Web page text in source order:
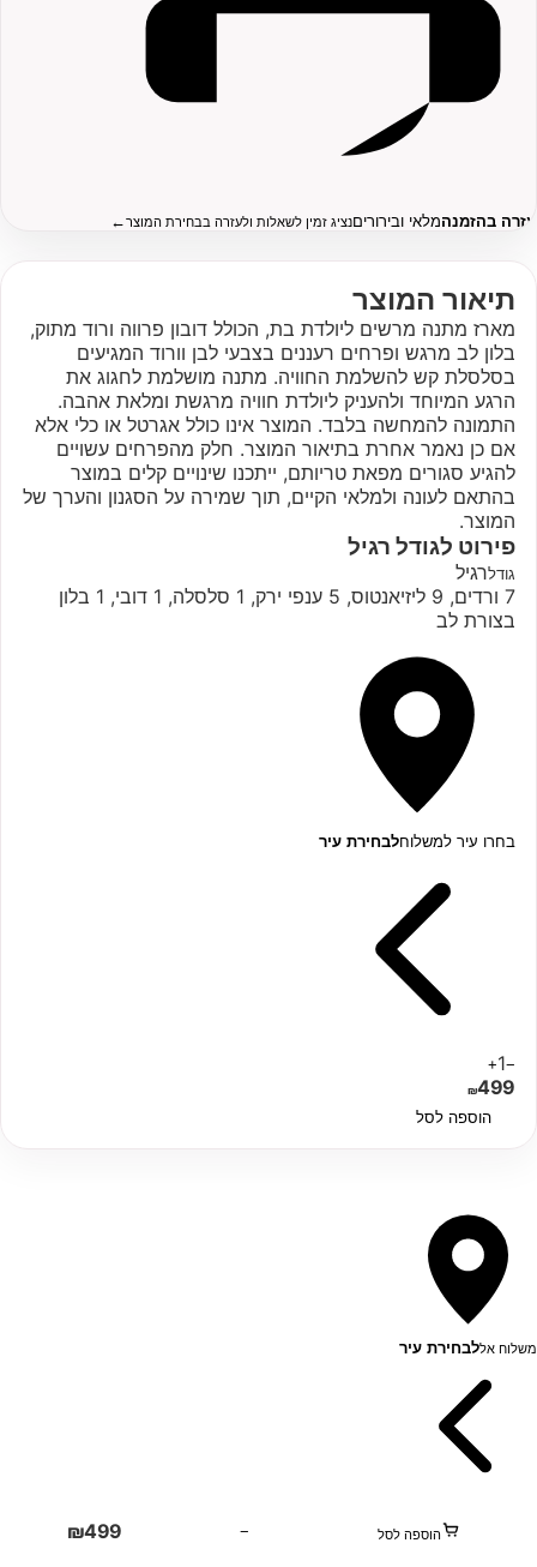
עזרה בהזמנהמלאי ובירוריםנציג זמין לשאלות ולעזרה בבחירת המוצר←
תיאור המוצר
מארז מתנה מרשים ליולדת בת, הכולל דובון פרווה ורוד מתוק,
בלון לב מרגש ופרחים רעננים בצבעי לבן וורוד המגיעים
בסלסלת קש להשלמת החוויה. מתנה מושלמת לחגוג את
הרגע המיוחד ולהעניק ליולדת חוויה מרגשת ומלאת אהבה.
התמונה להמחשה בלבד. המוצר אינו כולל אגרטל או כלי אלא
אם כן נאמר אחרת בתיאור המוצר. חלק מהפרחים עשויים
להגיע סגורים מפאת טריותם, ייתכנו שינויים קלים במוצר
בהתאם לעונה ולמלאי הקיים, תוך שמירה על הסגנון והערך של
המוצר.
פירוט לגודל רגיל
גודלרגיל
7 ורדים, 9 ליזיאנטוס, 5 ענפי ירק, 1 סלסלה, 1 דובי, 1 בלון
בצורת לב
בחרו עיר למשלוחלבחירת עיר
−
1
+
₪499
הוספה לסל
משלוח אללבחירת עיר
₪499 − הוספה לסל